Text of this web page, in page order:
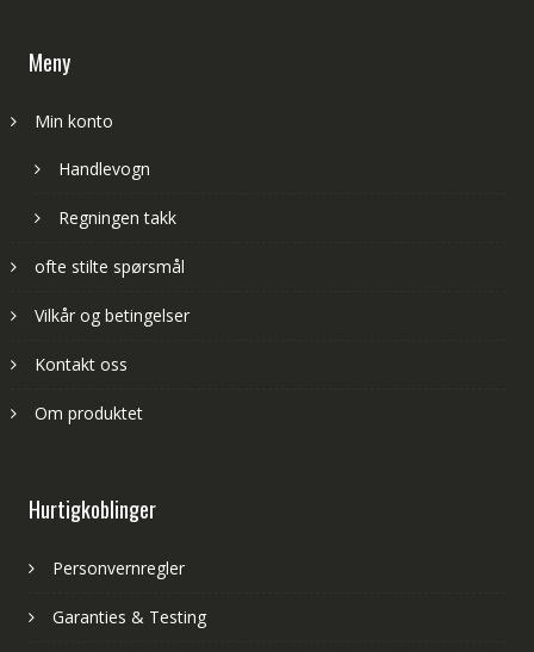
Meny
Min konto
Handlevogn
Regningen takk
ofte stilte spørsmål
Vilkår og betingelser
Kontakt oss
Om produktet
Hurtigkoblinger
Personvernregler
Garanties & Testing